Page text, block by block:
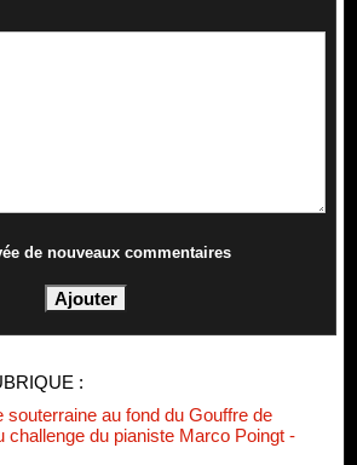
de nouveaux commentaires
:
souterraine au fond du Gouffre de
du pianiste Marco Poingt -